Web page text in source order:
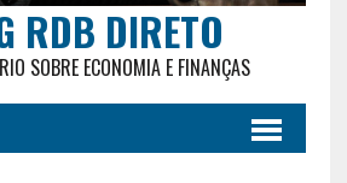
RDB DIRETO
SOBRE ECONOMIA E FINANÇAS